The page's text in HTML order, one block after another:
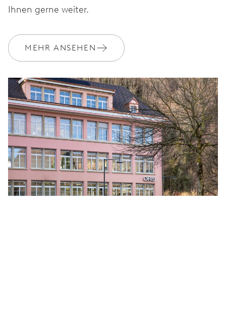
Ihnen gerne weiter.
MEHR ANSEHEN